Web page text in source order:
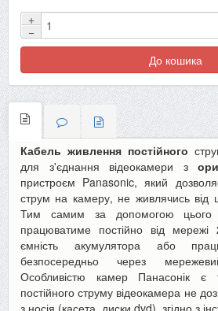
+
−
До кошика
Кабель живлення постійного
для з'єднання відеокамери з
пристроєм Panasonic, який
струм на камеру, не живлячись від
Тим самим за допомогою цього
працюватиме постійно від
ємність акумулятора або
безпосередньо через
Особливістю камер Панасонік
постійного струму відеокамера не
з носія (касета, диски dvd), згідно з